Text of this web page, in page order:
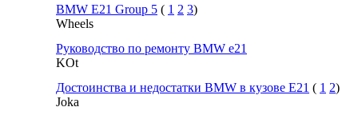
BMW E21 Group 5 ( 1 2 3)
Wheels
Руководство по ремонту BMW e21
KOt
Достоинства и недостатки BMW в кузове E21 ( 1 2)
Joka